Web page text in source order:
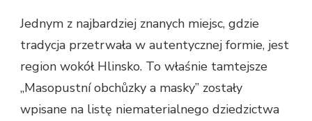
Jednym z najbardziej znanych miejsc, gdzie
tradycja przetrwała w autentycznej formie, jest
region wokół Hlinsko. To właśnie tamtejsze
„Masopustní obchůzky a masky” zostały
wpisane na listę niematerialnego dziedzictwa